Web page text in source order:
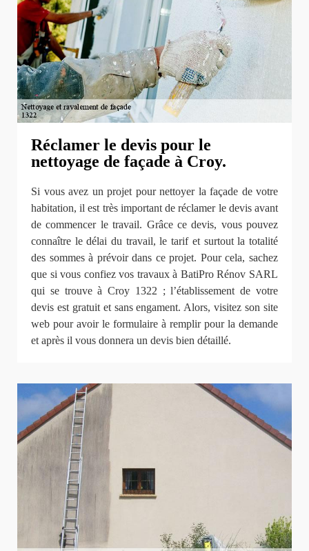
Réclamer le devis pour le
nettoyage de façade à Croy.
Si vous avez un projet pour nettoyer la façade de votre
habitation, il est très important de réclamer le devis avant
de commencer le travail. Grâce ce devis, vous pouvez
connaître le délai du travail, le tarif et surtout la totalité
des sommes à prévoir dans ce projet. Pour cela, sachez
que si vous confiez vos travaux à BatiPro Rénov SARL
qui se trouve à Croy 1322 ; l’établissement de votre
devis est gratuit et sans engament. Alors, visitez son site
web pour avoir le formulaire à remplir pour la demande
et après il vous donnera un devis bien détaillé.